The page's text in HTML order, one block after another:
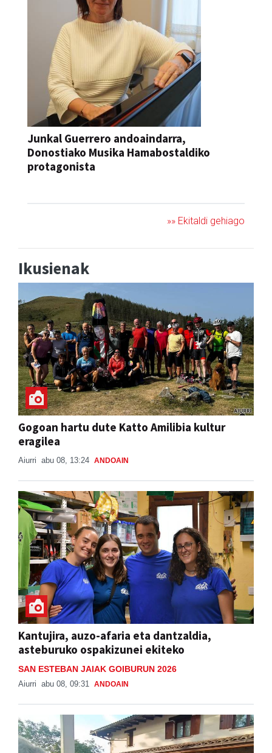
Junkal Guerrero andoaindarra,
Donostiako Musika Hamabostaldiko
protagonista
»» Ekitaldi gehiago
Ikusienak
Gogoan hartu dute Katto Amilibia kultur
eragilea
Aiurri abu 08, 13:24 ANDOAIN
Kantujira, auzo-afaria eta dantzaldia,
asteburuko ospakizunei ekiteko
SAN ESTEBAN JAIAK GOIBURUN 2026
Aiurri abu 08, 09:31 ANDOAIN